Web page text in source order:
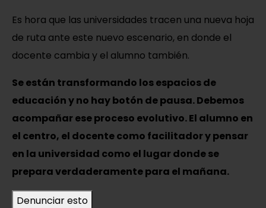
Es hora que las universidades tracen una nueva hoja
de ruta ante este nuevo escenario, en donde el
docente cambia y el alumno también.
Se están transformando los espacios de
educación y no hay botón de pausa. Debemos
acompañar ese proceso evolutivo. El alumno en
el centro, el docente como facilitador y pensar
en la universidad como el lugar donde se
prepara verdaderamente para el mañana.
Denunciar esto